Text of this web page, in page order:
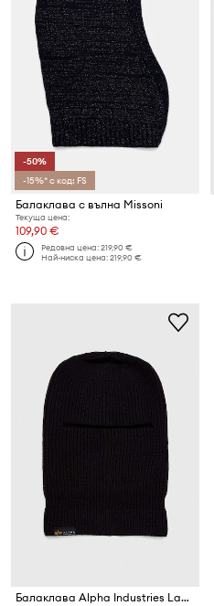
-50%
-15%* с код: FS
Балаклава с вълна Missoni
Текуща цена:
109,90 €
Редовна цена:219,90 €
Най-ниска цена:219,90 €
Балаклава Alpha Industries Label Balaclava